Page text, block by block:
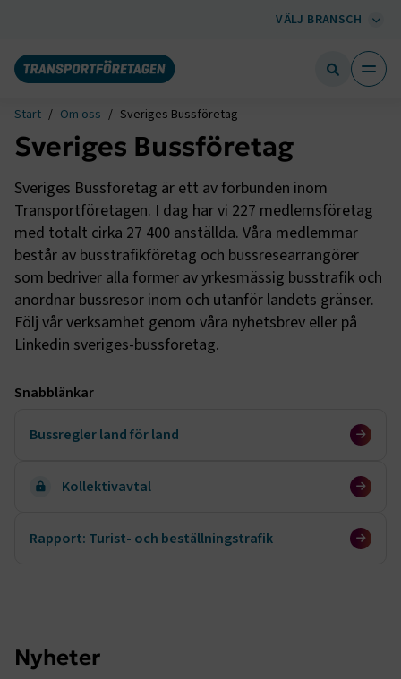
VÄLJ BRANSCH
Start Om oss Sveriges Bussföretag
Sveriges Bussföretag
Sveriges Bussföretag är ett av förbunden inom
Transportföretagen. I dag har vi 227 medlemsföretag
med totalt cirka 27 400 anställda. Våra medlemmar
består av busstrafikföretag och bussrese­arrangörer
som bedriver alla former av yrkes­mässig busstrafik och
anordnar bussresor inom och utanför landets gränser.
Följ vår verksamhet genom våra nyhetsbrev eller på
Linkedin sveriges-bussforetag.
Snabblänkar
Bussregler land för land
Kollektivavtal
Rapport: Turist- och beställningstrafik
Nyheter